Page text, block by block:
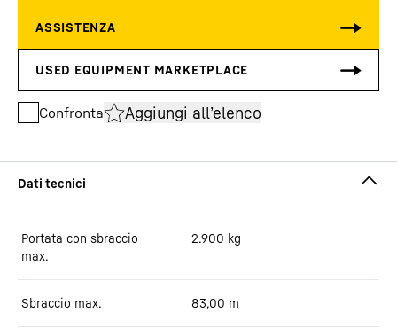
Confronta Aggiungi all’elenco
Portata con sbraccio
max.
2.900 kg
Sbraccio max. 83,00 m